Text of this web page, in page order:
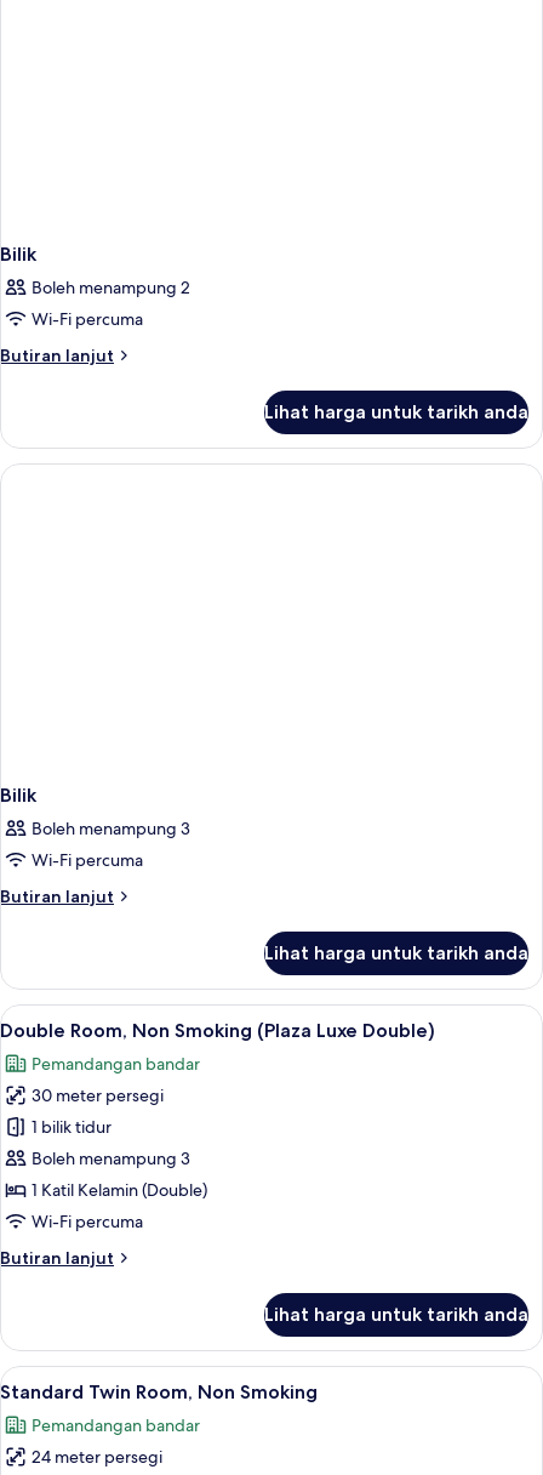
Bilik
Boleh menampung 2
Wi-Fi percuma
Butiran lanjut
Butiran
Lihat harga untuk tarikh anda
Bilik
Boleh menampung 3
Wi-Fi percuma
Butiran lanjut
Butiran
Lihat harga untuk tarikh anda
Lihat
semua
foto
untuk
Double
Room,
Non
Smoking
Luxe
Double Room, Non Smoking (Plaza
8
Double Room, Non Smoking (Plaza Luxe Double)
Pemandangan bandar
30 meter persegi
1 bilik tidur
Boleh menampung 3
1 Katil Kelamin (Double)
Wi-Fi percuma
Butiran lanjut
Butiran
Room,
Non
Smoking
Luxe
Double)
Lihat harga untuk tarikh anda
Lihat
semua
foto
untuk
1 bilik tidur, peti besi dalam bilik,
6
Standard Twin Room, Non Smoking
Pemandangan bandar
24 meter persegi